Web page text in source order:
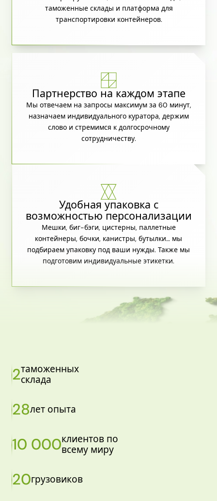
таможенные склады и платформа для
транспортировки контейнеров.
Партнерство на каждом этапе
Мы отвечаем на запросы максимум за 60 минут,
назначаем индивидуального куратора, держим
слово и стремимся к долгосрочному
сотрудничеству.
Удобная упаковка с
возможностью персонализации
Мешки, биг-бэги, цистерны, паллетные
контейнеры, бочки, канистры, бутылки… мы
подбираем упаковку под ваши нужды. Также мы
подготовим индивидуальные этикетки.
2таможенных
склада
28лет опыта
10 000клиентов по
всему миру
20грузовиков